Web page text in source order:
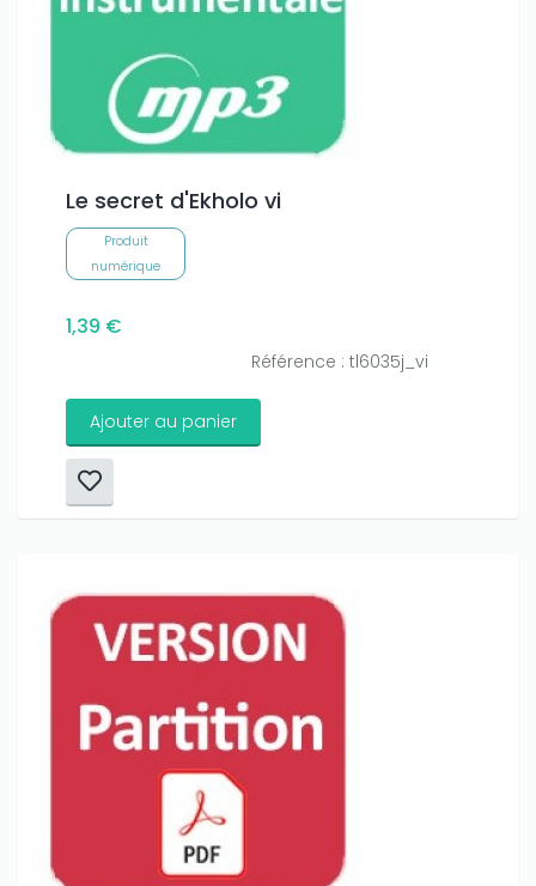
Le secret d'Ekholo vi
Produit
numérique
1,39 €
Référence : tl6035j_vi
Ajouter au panier